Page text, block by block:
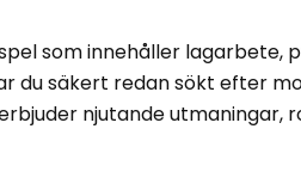
som innehåller lagarbete,
du säkert redan sökt efter
njutande utmaningar,